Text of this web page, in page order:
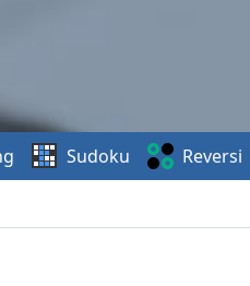
Sudoku Reversi